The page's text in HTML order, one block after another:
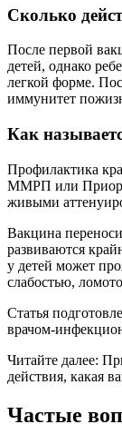
Сколько
После первой
детей, однако
легкой форме.
иммунитет
Как
Профилактика
ММРП или
живыми
Вакцина
развиваются
у детей может
слабостью,
Статья
врачом-
Читайте далее:
действия, какая
Частые